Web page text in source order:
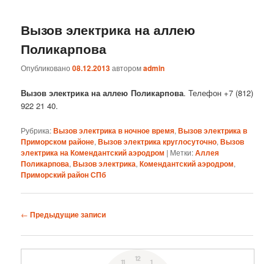
Вызов электрика на аллею
Поликарпова
Опубликовано08.12.2013авторомadmin
Вызов электрика на аллею Поликарпова. Телефон +7 (812)
922 21 40.
Рубрика:Вызов электрика в ночное время,Вызов электрика в
Приморском районе,Вызов электрика круглосуточно,Вызов
электрика на Комендантский аэродром | Метки:Аллея
Поликарпова,Вызов электрика,Комендантский аэродром,
Приморский район СПб
Навигация
записям
← Предыдущие записи